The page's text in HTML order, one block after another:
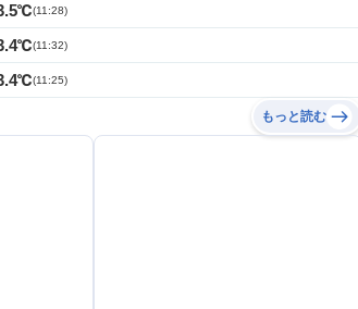
(11:28)
(11:32)
(11:25)
もっと読む